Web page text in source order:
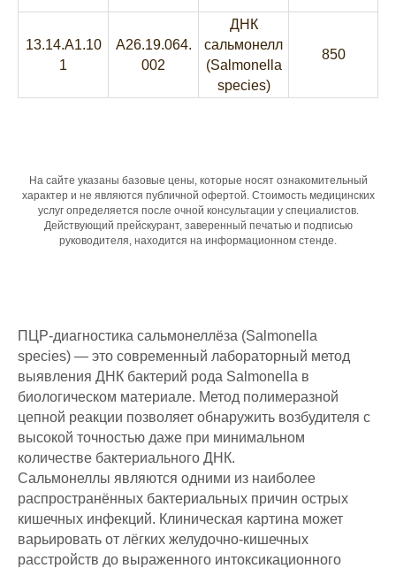
13.14.A1.10
1
A26.19.064.
002
ДНК
сальмонелл
(Salmonella
species)
850
На сайте указаны базовые цены, которые носят ознакомительный
характер и не являются публичной офертой. Стоимость медицинских
услуг определяется после очной консультации у специалистов.
Действующий прейскурант, заверенный печатью и подписью
руководителя, находится на информационном стенде.
ПЦР-диагностика сальмонеллёза (Salmonella
species) — это современный лабораторный метод
выявления ДНК бактерий рода Salmonella в
биологическом материале. Метод полимеразной
цепной реакции позволяет обнаружить возбудителя с
высокой точностью даже при минимальном
количестве бактериального ДНК.
Сальмонеллы являются одними из наиболее
распространённых бактериальных причин острых
кишечных инфекций. Клиническая картина может
варьировать от лёгких желудочно-кишечных
расстройств до выраженного интоксикационного